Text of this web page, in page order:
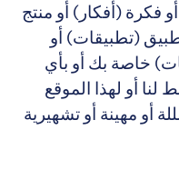
(أفكار) أو منتج
(تطبيقات) أو
بك أو بأي
لنا أو لهذا الموقع
مهينة أو تشهيرية